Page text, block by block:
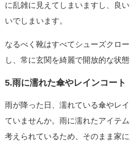
に乱雑に見えてしまいますし、良
いでしまいます。
なるべく靴はすべてシューズクロ
し、常に玄関を綺麗で開放的な状態
5.雨に濡れた傘やレインコート
雨が降った日、濡れている傘やレ
ていませんか。雨に濡れたアイテ
考えられているため、そのまま家